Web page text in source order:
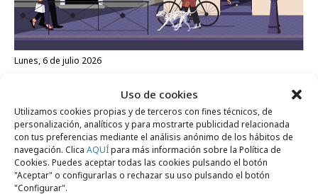
Uso de cookies
Utilizamos cookies propias y de terceros con fines técnicos, de
personalización, analíticos y para mostrarte publicidad relacionada
con tus preferencias mediante el análisis anónimo de los hábitos de
navegación. Clica AQUÍpara más información sobre la Política de
Cookies. Puedes aceptar todas las cookies pulsando el botón
"Aceptar" o configurarlas o rechazar su uso pulsando el botón
"Configurar".
lunes, 6 de julio 2026
España
Agencias